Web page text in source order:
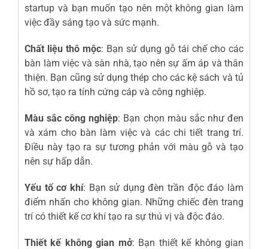
startup và bạn muốn tạo nên một không gian làm
việc đầy sáng tạo và sức mạnh.
Chất liệu thô mộc: Bạn sử dụng gỗ tái chế cho các
bàn làm việc và sàn nhà, tạo nên sự ấm áp và thân
thiện. Bạn cũng sử dụng thép cho các kệ sách và tủ
hồ sơ, tạo ra tính cứng cáp và công nghiệp.
Màu sắc công nghiệp: Bạn chọn màu sắc như đen
và xám cho bàn làm việc và các chi tiết trang trí.
Điều này tạo ra sự tương phản với màu gỗ và tạo
nên sự hấp dẫn.
Yếu tố cơ khí: Bạn sử dụng đèn trần độc đáo làm
điểm nhấn cho không gian. Những chiếc đèn trang
trí có thiết kế cơ khí tạo ra sự thú vị và độc đáo.
Thiết kế không gian mở: Bạn thiết kế không gian